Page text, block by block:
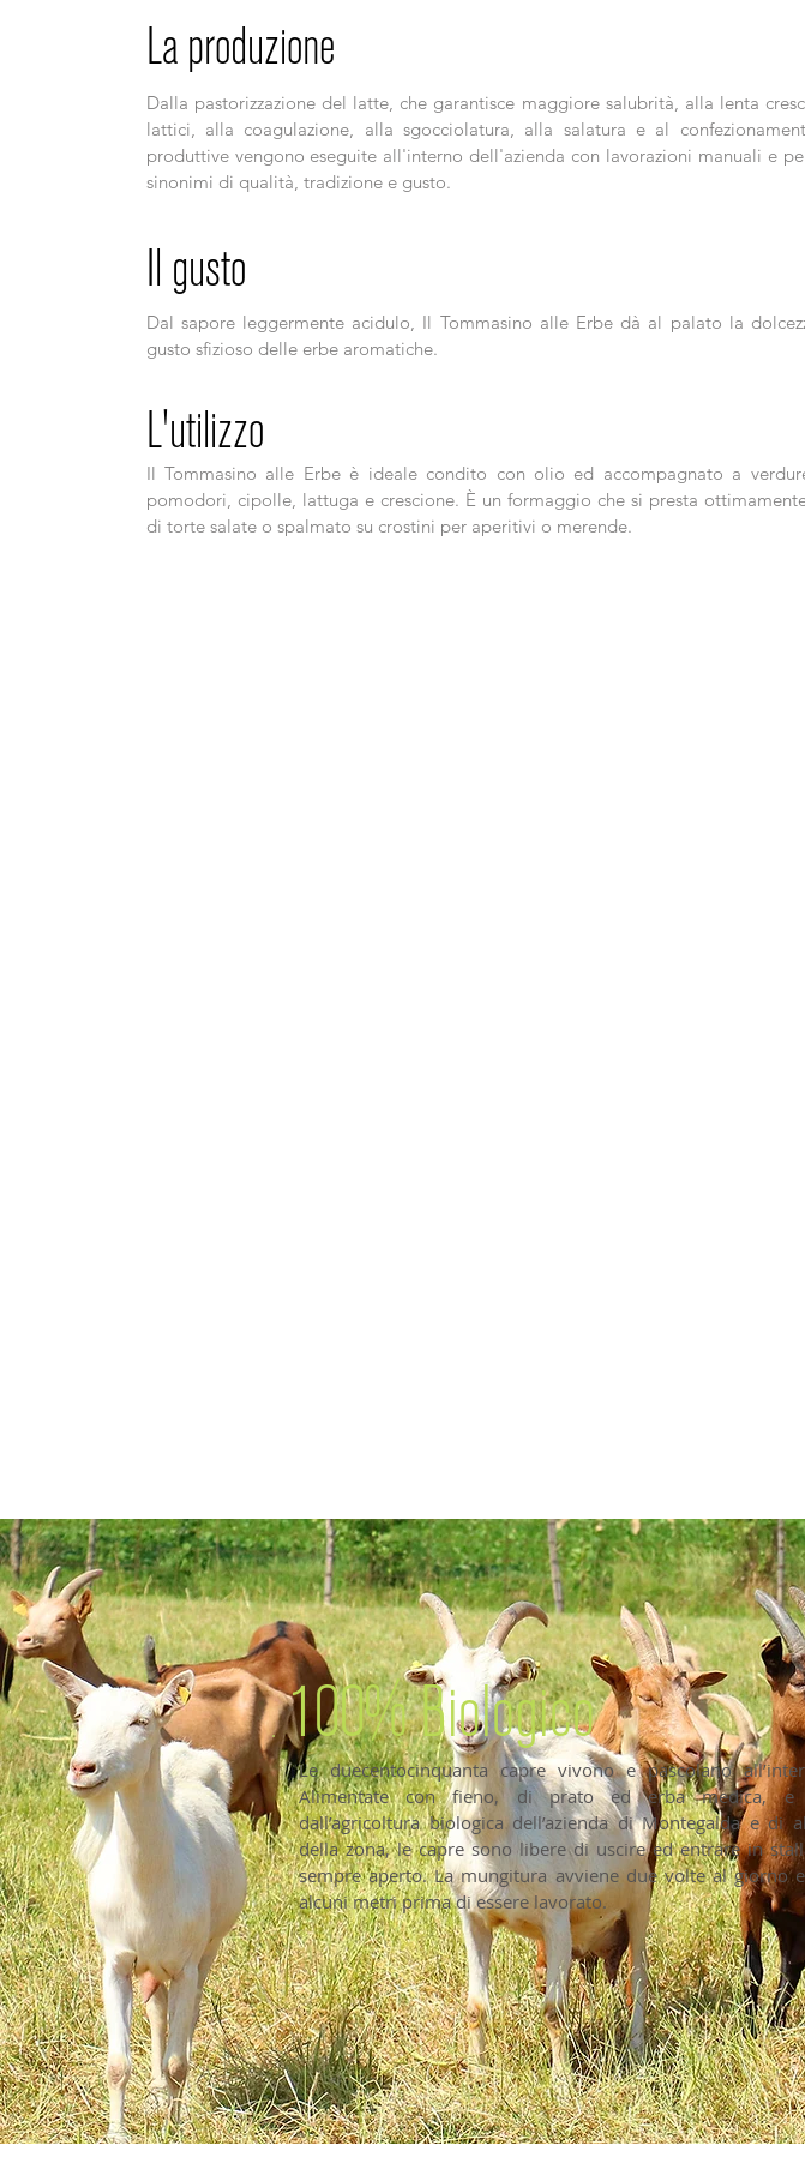
La produzione
Dalla pastorizzazione del latte, che garantisce maggiore salubrità, alla lenta
lattici, alla coagulazione, alla sgocciolatura, alla salatura e al
produttive vengono eseguite all'interno dell'azienda con lavorazioni manuali e
sinonimi di qualità, tradizione e gusto.
Il gusto
Dal sapore leggermente acidulo, Il Tommasino alle Erbe dà al palato la
gusto sfizioso delle erbe aromatiche.
L'utilizzo
Il Tommasino alle Erbe è ideale condito con olio ed accompagnato a
pomodori, cipolle, lattuga e crescione. È un formaggio che si presta
di torte salate o spalmato su crostini per aperitivi o merende.
100% Biologico
Le duecentocinquanta capre vivono e pascolano
Alimentate con fieno, di prato ed erba medica, e
dall’agricoltura biologica dell’azienda di Montegalda e di
della zona, le capre sono libere di uscire ed entrare in
sempre aperto. La mungitura avviene due volte al giorno
alcuni metri prima di essere lavorato.